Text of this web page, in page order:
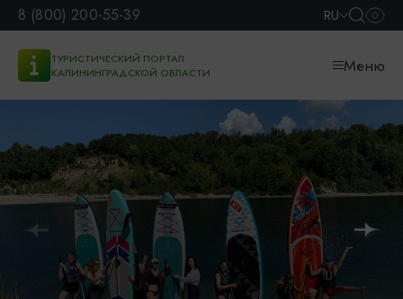
8 (800) 200-55-39 RU
ТУРИСТИЧЕСКИЙ ПОРТАЛ
КАЛИНИНГРАДСКОЙ ОБЛАСТИ
Меню